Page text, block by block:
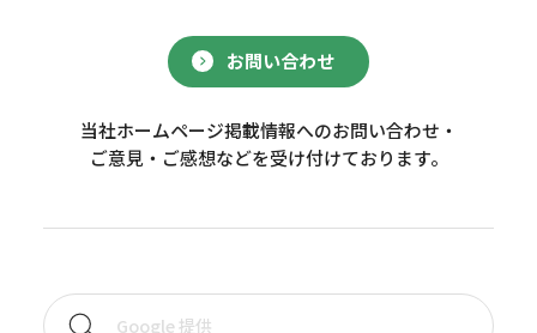
お問い合わせ
当社ホームページ掲載情報へのお問い合わせ・
ご意見・ご感想などを受け付けております。